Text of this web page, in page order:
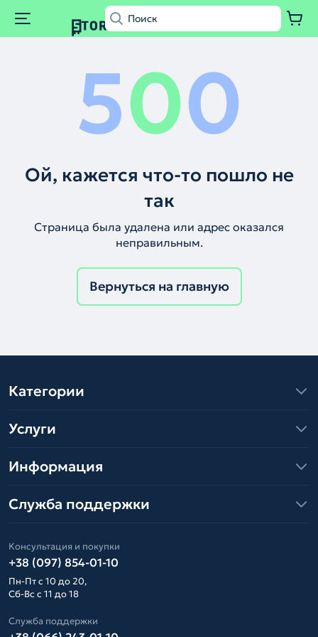
500
Ой, кажется что-то пошло не
так
Страница была удалена или адрес оказался
неправильным.
Вернуться на главную
Категории
Услуги
Информация
Служба поддержки
Консультация и покупки
+38 (097) 854-01-10
Пн-Пт с 10 до 20,
Сб-Вс с 11 до 18
Служба поддержки